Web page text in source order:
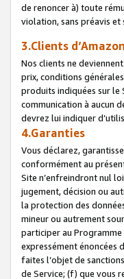
de renoncer à) toute
violation, sans préavis
3.Clients d’Amazon
Nos clients ne
prix, conditions
produits indiquées sur le
communication à aucun
devrez lui indiquer
4.Garanties
Vous déclarez,
conformément au
Site n’enfreindront nul
jugement, décision ou
la protection des
mineur ou autrement
participer au
expressément énoncées
faites l’objet de
de Service; (f) que vous